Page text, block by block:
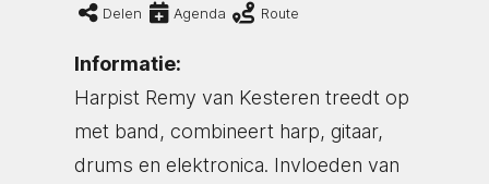
Delen Agenda Route
Informatie:
Harpist Remy van Kesteren treedt op
met band, combineert harp, gitaar,
drums en elektronica. Invloeden van